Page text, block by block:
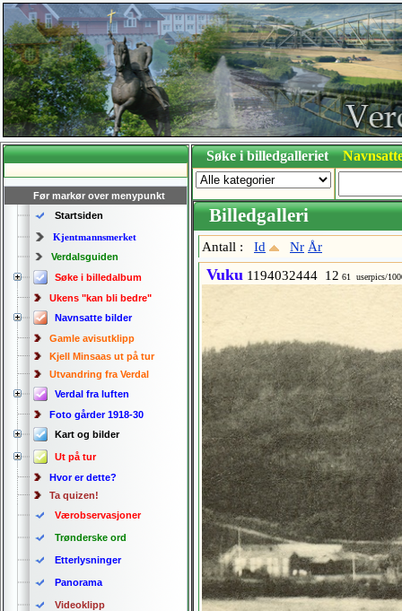
Før markør over menypunkt
Startsiden
Kjentmannsmerket
Verdalsguiden
Søke i billedalbum
Ukens "kan bli bedre"
Navnsatte bilder
Gamle avisutklipp
Kjell Minsaas ut på tur
Utvandring fra Verdal
Verdal fra luften
Foto gårder 1918-30
Kart og bilder
Ut på tur
Hvor er dette?
Ta quizen!
Værobservasjoner
Trønderske ord
Etterlysninger
Panorama
Videoklipp
Søke i billedgalleriet
Billedgalleri
Antall : Id Nr År
Vuku 1194032444 12 61 userpics/